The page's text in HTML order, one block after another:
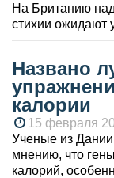
На Британию
стихии ожидают
Названо
калории
15 февраля
Ученые из
мнению, что
калорий,